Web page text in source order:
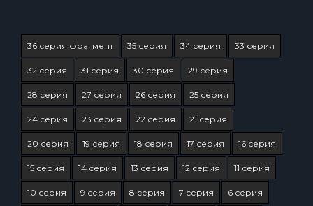
36 серия фрагмент 35 серия 34 серия 33 серия
32 серия 31 серия 30 серия 29 серия
28 серия 27 серия 26 серия 25 серия
24 серия 23 серия 22 серия 21 серия
20 серия 19 серия 18 серия 17 серия 16 серия
15 серия 14 серия 13 серия 12 серия 11 серия
10 серия 9 серия 8 серия 7 серия 6 серия